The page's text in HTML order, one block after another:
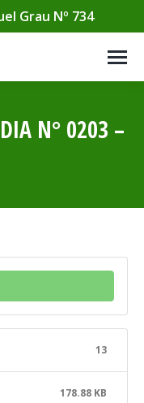
Grau Nº 734
N° 0203 –
13
178.88 KB